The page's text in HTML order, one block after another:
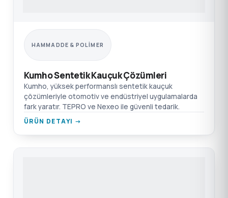
HAMMADDE & POLIMER
Kumho Sentetik Kauçuk Çözümleri
Kumho, yüksek performanslı sentetik kauçuk
çözümleriyle otomotiv ve endüstriyel uygulamalarda
fark yaratır. TEPRO ve Nexeo ile güvenli tedarik.
ÜRÜN DETAYI →